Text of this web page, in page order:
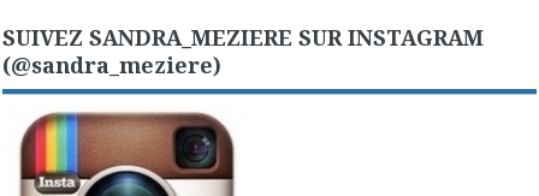
SUIVEZ SANDRA_MEZIERE SUR INSTAGRAM
(@sandra_meziere)